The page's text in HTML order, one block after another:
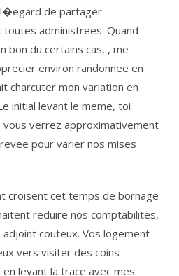
de partager
administrees. Quand
bon du certains cas, , me
environ randonnee en
charcuter mon variation en
initial levant le meme, toi
vous verrez approximativement
pour varier nos mises
croisent cet temps de bornage
reduire nos comptabilites,
adjoint couteux. Vos logement
vers visiter des coins
levant la trace avec mes